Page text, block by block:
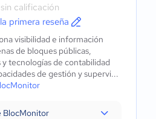
calificación
primera reseña
visibilidad e información
de bloques públicas,
y tecnologías de contabilidad
de gestión y supervi...
BlocMonitor